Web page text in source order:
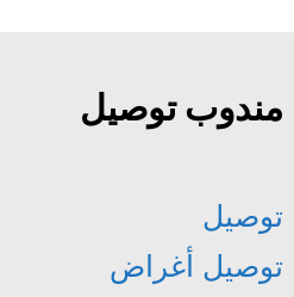
مندوب توصيل
توصيل
توصيل أغراض